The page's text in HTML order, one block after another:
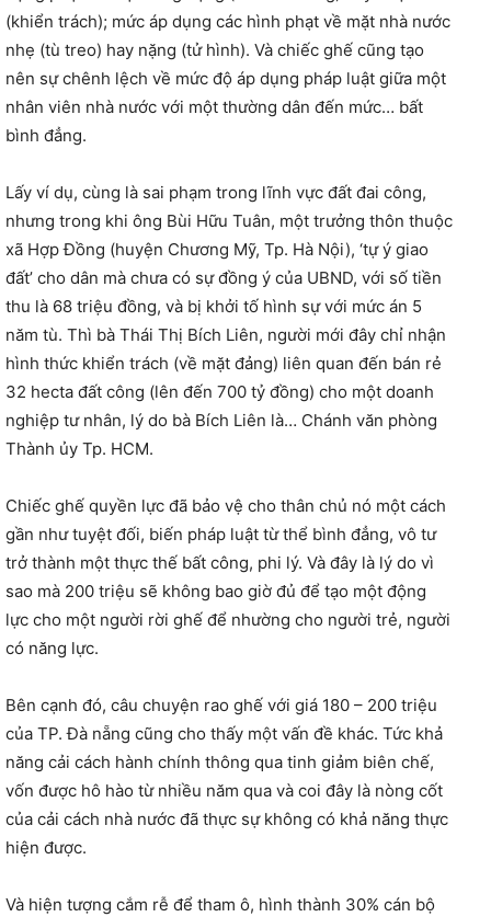
(khiển trách); mức áp dụng các hình phạt về mặt nhà nước
nhẹ (tù treo) hay nặng (tử hình). Và chiếc ghế cũng tạo
nên sự chênh lệch về mức độ áp dụng pháp luật giữa một
nhân viên nhà nước với một thường dân đến mức… bất
bình đẳng.
Lấy ví dụ, cùng là sai phạm trong lĩnh vực đất đai công,
nhưng trong khi ông Bùi Hữu Tuân, một trưởng thôn thuộc
xã Hợp Đồng (huyện Chương Mỹ, Tp. Hà Nội), ‘tự ý giao
đất’ cho dân mà chưa có sự đồng ý của UBND, với số tiền
thu là 68 triệu đồng, và bị khởi tố hình sự với mức án 5
năm tù. Thì bà Thái Thị Bích Liên, người mới đây chỉ nhận
hình thức khiển trách (về mặt đảng) liên quan đến bán rẻ
32 hecta đất công (lên đến 700 tỷ đồng) cho một doanh
nghiệp tư nhân, lý do bà Bích Liên là… Chánh văn phòng
Thành ủy Tp. HCM.
Chiếc ghế quyền lực đã bảo vệ cho thân chủ nó một cách
gần như tuyệt đối, biến pháp luật từ thể bình đẳng, vô tư
trở thành một thực thế bất công, phi lý. Và đây là lý do vì
sao mà 200 triệu sẽ không bao giờ đủ để tạo một động
lực cho một người rời ghế để nhường cho người trẻ, người
có năng lực.
Bên cạnh đó, câu chuyện rao ghế với giá 180 – 200 triệu
của TP. Đà nẵng cũng cho thấy một vấn đề khác. Tức khả
năng cải cách hành chính thông qua tinh giảm biên chế,
vốn được hô hào từ nhiều năm qua và coi đây là nòng cốt
của cải cách nhà nước đã thực sự không có khả năng thực
hiện được.
Và hiện tượng cắm rễ để tham ô, hình thành 30% cán bộ